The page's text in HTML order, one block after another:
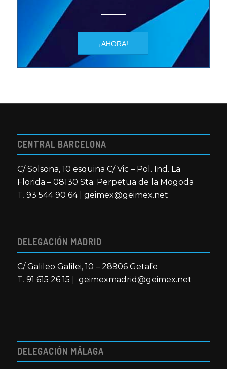
¡AHORA!
CENTRAL BARCELONA
C/ Solsona, 10 esquina C/ Vic – Pol. Ind. La
Florida – 08130 Sta. Perpetua de la Mogoda
T. 93 544 90 64| geimex@geimex.net
DELEGACIÓN MADRID
C/ Galileo Galilei, 10 – 28906 Getafe
T. 91 615 26 15 geimexmadrid@geimex.net
DELEGACIÓN MÁLAGA